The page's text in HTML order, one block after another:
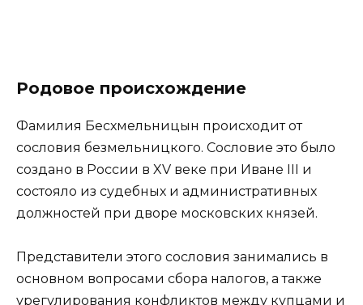
Родовое происхождение
Фамилия Бесхмельницын происходит от
сословия безмельницкого. Сословие это было
создано в России в XV веке при Иване III и
состояло из судебных и административных
должностей при дворе московских князей.
Представители этого сословия занимались в
основном вопросами сбора налогов, а также
урегулирования конфликтов между купцами и